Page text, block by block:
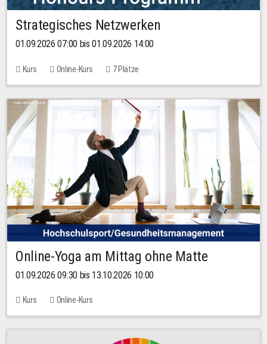
Strategisches Netzwerken
01.09.2026 07:00 bis 01.09.2026 14:00
Kurs Online-Kurs 7 Plätze
Online-Yoga am Mittag ohne Matte
01.09.2026 09:30 bis 13.10.2026 10:00
Kurs Online-Kurs